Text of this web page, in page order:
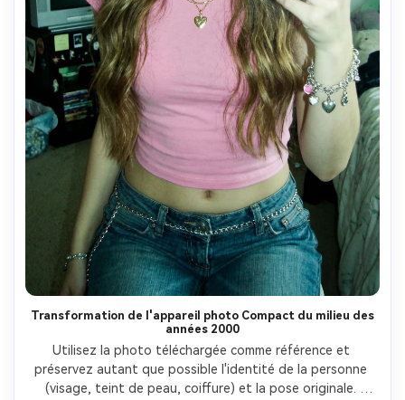
Armoire: T-shirt bébé à manches longues ajusté en rose
pastel, bas bas partiellement visible, joli bracelet/bague.
Négatif: pas de smartphone moderne, pas de clarté ultra-
nette 4K, pas de distorsion du visage, pas de
doigts/membres supplémentaires, pas de filigrane/logo,
pas de texte de marque moderne lisible.
Transformation de l'appareil photo Compact du milieu des
années 2000
Utilisez la photo téléchargée comme référence et
préservez autant que possible l'identité de la personne
(visage, teint de peau, coiffure) et la pose originale.